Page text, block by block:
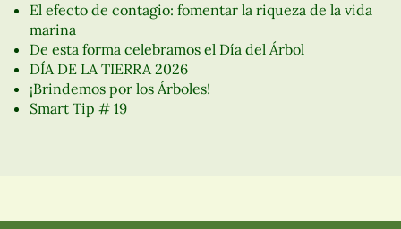
El efecto de contagio: fomentar la riqueza de la vida
marina
De esta forma celebramos el Día del Árbol
DÍA DE LA TIERRA 2026
¡Brindemos por los Árboles!
Smart Tip # 19